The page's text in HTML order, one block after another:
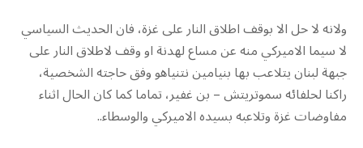
ولانه لا حل الا بوقف اطلاق النار على غزة، فان الحديث السياسي
لا سيما الاميركي منه عن مساع لهدنة او وقف لاطلاق النار على
جبهة لبنان يتلاعب بها بنيامين نتنياهو وفق حاجته الشخصية،
راكنا لحلفائه سموتريتش – بن غفير، تماما كما كان الحال اثناء
مفاوضات غزة وتلاعبه بسيده الاميركي والوسطاء..